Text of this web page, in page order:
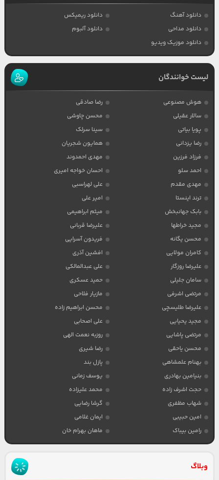
دانلود آهنگ
دانلود ریمیکس
دانلود مداحی
دانلود آلبوم
دانلود موزیک ویدیو
لیست خوانندگان
هوش مصنوعی
رضا صادقی
سالار عقیلی
محسن چاوشی
پویا بیاتی
سینا سرلک
رضا یزدانی
همایون شجریان
فرزاد فرزین
مهدی احمدوند
احمد سلو
احسان خواجه امیری
مهدی مقدم
علی لهراسبی
ترند اینستا
امیر علی
بابک جهانبخش
میثم ابراهیمی
مجید خراطها
علیرضا قربانی
محسن یگانه
فریدون آسرایی
کامران مولایی
افشین آذری
علیرضا روزگار
علی عبدالمالکی
سامان جلیلی
حمید عسکری
مرتضی اشرفی
مازیار فلاحی
علیرضا طلیسچی
محسن ابراهیم زاده
مجید یحیایی
علی اصحابی
مرتضی پاشایی
روزبه نعمت الهی
محسن یاحقی
رضا شیری
بهنام علمشاهی
پازل بند
بنیامین بهادری
یوسف زمانی
حجت اشرف زاده
محمد علیزاده
شهاب مظفری
گرشا رضایی
امین حبیبی
ایمان غلامی
رامین بیباک
ماهان بهرام خان
وبلاگ